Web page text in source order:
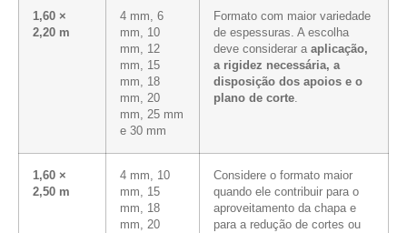
1,60 ×
2,20 m
4 mm, 6
mm, 10
mm, 12
mm, 15
mm, 18
mm, 20
mm, 25 mm
e 30 mm
Formato com maior variedade
de espessuras. A escolha
deve considerar a aplicação,
a rigidez necessária, a
disposição dos apoios e o
plano de corte.
1,60 ×
2,50 m
4 mm, 10
mm, 15
mm, 18
mm, 20
Considere o formato maior
quando ele contribuir para o
aproveitamento da chapa e
para a redução de cortes ou